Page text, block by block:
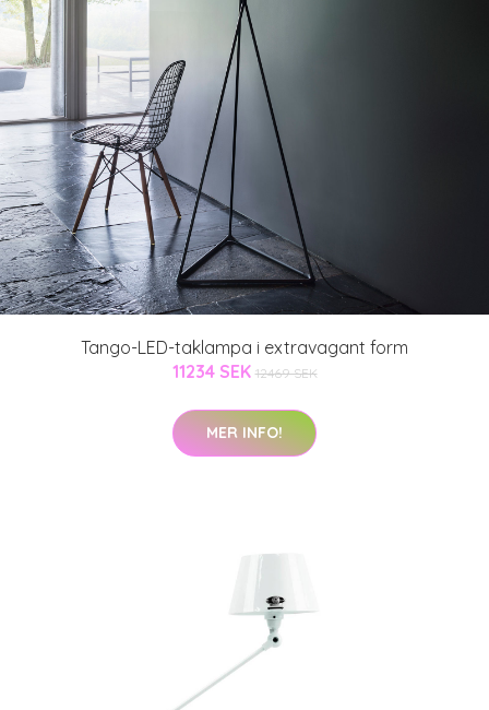
Tango-LED-taklampa i extravagant form
11234 SEK 12469 SEK
MER INFO!